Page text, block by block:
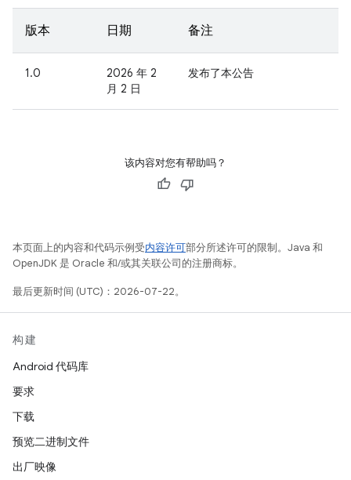
版本 日期 备注
1.0
2026 年 2
月 2 日
发布了本公告
该内容对您有帮助吗？
本页面上的内容和代码示例受内容许可部分所述许可的限制。Java 和
OpenJDK 是 Oracle 和/或其关联公司的注册商标。
最后更新时间 (UTC)：2026-07-22。
构建
Android 代码库
要求
下载
预览二进制文件
出厂映像